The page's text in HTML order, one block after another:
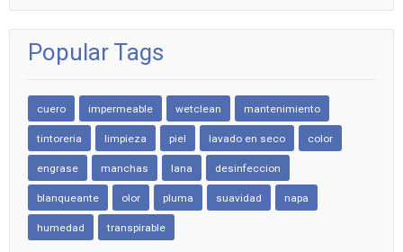
Popular Tags
cuero impermeable wetclean mantenimiento
tintoreria limpieza piel lavado en seco color
engrase manchas lana desinfeccion
blanqueante olor pluma suavidad napa
humedad transpirable